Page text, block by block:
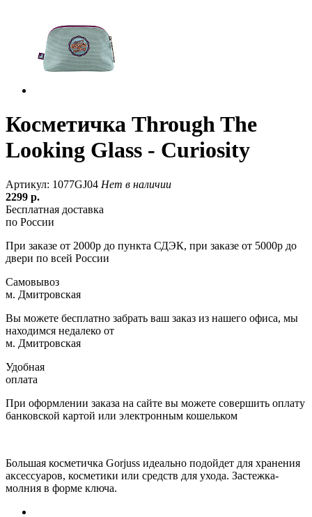
Косметичка Through The
Looking Glass - Curiosity
Артикул: 1077GJ04 Нет в наличии
2299 р.
Бесплатная доставка
по России
При заказе от 2000р до пункта СДЭК, при заказе от 5000р до
двери по всей России
Самовывоз
м. Дмитровская
Вы можете бесплатно забрать ваш заказ из нашего офиса, мы
находимся недалеко от
м. Дмитровская
Удобная
оплата
При оформлении заказа на сайте вы можете совершить оплату
банковской картой или электронным кошельком
Большая косметичка Gorjuss идеально подойдет для хранения
аксессуаров, косметики или средств для ухода. Застежка-
молния в форме ключа.